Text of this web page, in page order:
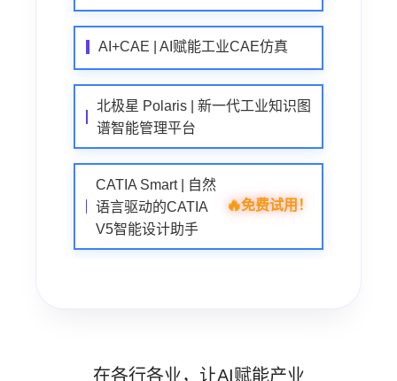
AI+CAE | AI赋能工业CAE仿真
北极星 Polaris | 新一代工业知识图
谱智能管理平台
CATIA Smart | 自然
语言驱动的CATIA
V5智能设计助手
🔥免费试用！
在各行各业，让AI赋能产业